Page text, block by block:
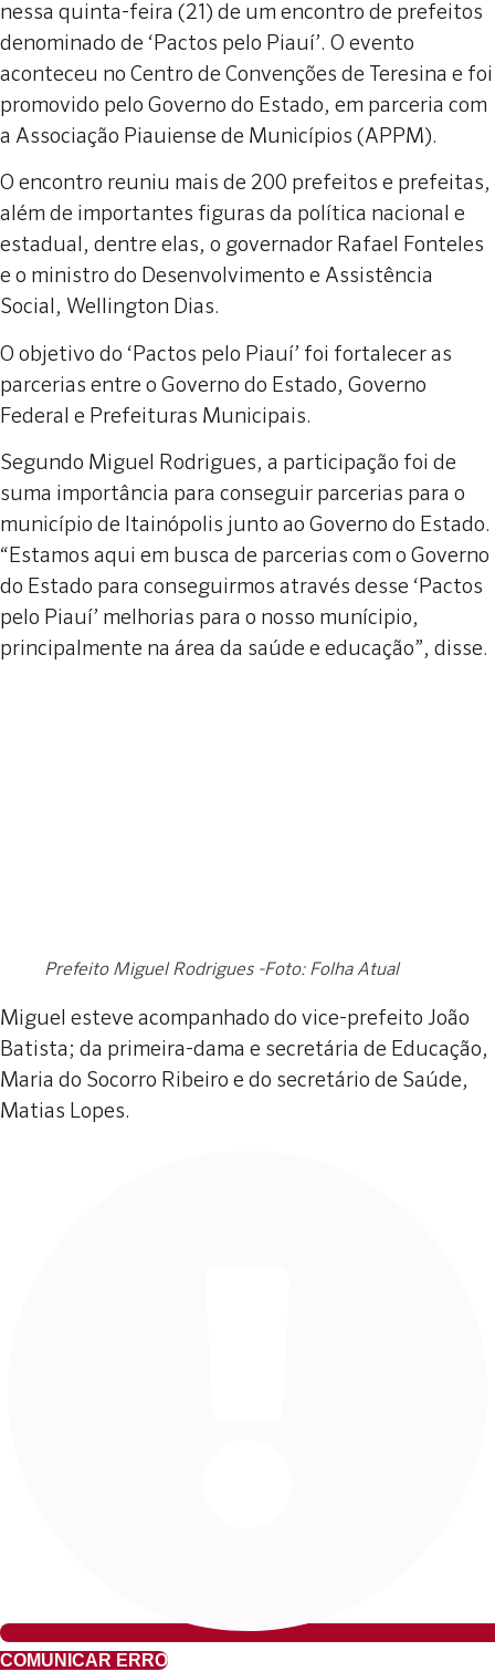
nessa quinta-feira (21) de um encontro de prefeitos
denominado de ‘Pactos pelo Piauí’. O evento
aconteceu no Centro de Convenções de Teresina e foi
promovido pelo Governo do Estado, em parceria com
a Associação Piauiense de Municípios (APPM).
O encontro reuniu mais de 200 prefeitos e prefeitas,
além de importantes figuras da política nacional e
estadual, dentre elas, o governador Rafael Fonteles
e o ministro do Desenvolvimento e Assistência
Social, Wellington Dias.
O objetivo do ‘Pactos pelo Piauí’ foi fortalecer as
parcerias entre o Governo do Estado, Governo
Federal e Prefeituras Municipais.
Segundo Miguel Rodrigues, a participação foi de
suma importância para conseguir parcerias para o
município de Itainópolis junto ao Governo do Estado.
“Estamos aqui em busca de parcerias com o Governo
do Estado para conseguirmos através desse ‘Pactos
pelo Piauí’ melhorias para o nosso munícipio,
principalmente na área da saúde e educação”, disse.
Prefeito Miguel Rodrigues -Foto: Folha Atual
Miguel esteve acompanhado do vice-prefeito João
Batista; da primeira-dama e secretária de Educação,
Maria do Socorro Ribeiro e do secretário de Saúde,
Matias Lopes.
COMUNICAR ERRO